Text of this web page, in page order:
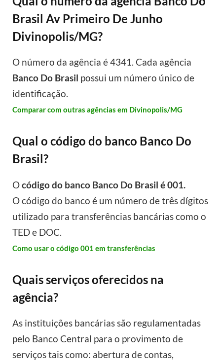
Brasil Av Primeiro De Junho
Divinopolis/MG?
O número da agência é 4341. Cada agência
Banco Do Brasil possui um número único de
identificação.
Comparar com outras agências em Divinopolis/MG
Qual o código do banco Banco Do
Brasil?
Ocódigo do banco Banco Do Brasil é 001.
O código do banco é um número de três dígitos
utilizado para transferências bancárias como o
TED e DOC.
Como usar o código 001 em transferências
Quais serviços oferecidos na
agência?
As instituições bancárias são regulamentadas
pelo Banco Central para o provimento de
serviços tais como: abertura de contas,